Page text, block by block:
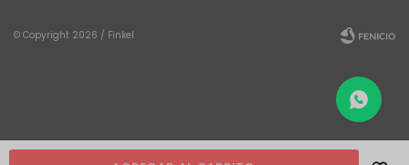
© Copyright 2026 / Finkel
Fenicio